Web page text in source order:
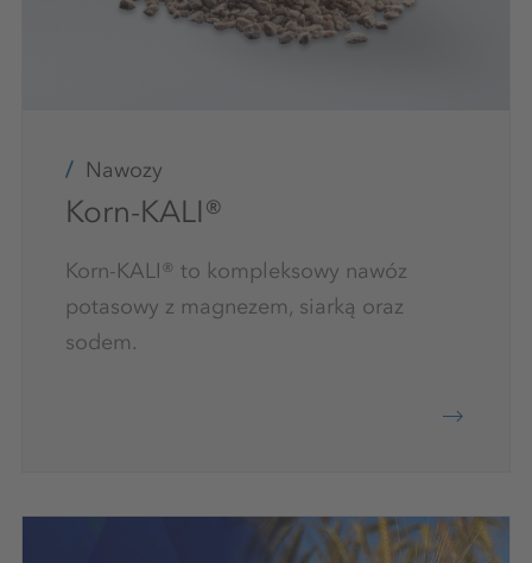
Nawozy
Korn-KALI®
Korn-KALI® to kompleksowy nawóz
potasowy z magnezem, siarką oraz
sodem.